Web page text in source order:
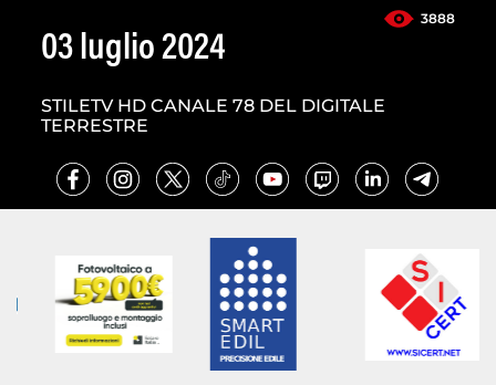
3888
03 luglio 2024
STILETV HD CANALE 78 DEL DIGITALE
TERRESTRE